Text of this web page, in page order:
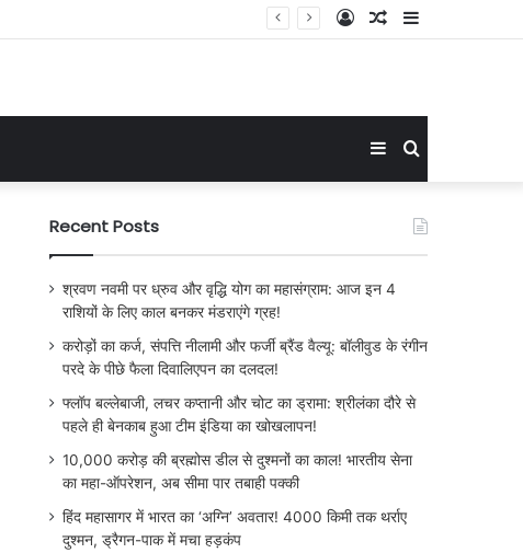
Random
Log
Search
for
Sidebar
Recent Posts
श्रवण नवमी पर ध्रुव और वृद्धि योग का महासंग्राम: आज इन 4
राशियों के लिए काल बनकर मंडराएंगे ग्रह!
करोड़ों का कर्ज, संपत्ति नीलामी और फर्जी ब्रैंड वैल्यू: बॉलीवुड के रंगीन
परदे के पीछे फैला दिवालिएपन का दलदल!
फ्लॉप बल्लेबाजी, लचर कप्तानी और चोट का ड्रामा: श्रीलंका दौरे से
पहले ही बेनकाब हुआ टीम इंडिया का खोखलापन!
10,000 करोड़ की ब्रह्मोस डील से दुश्मनों का काल! भारतीय सेना
का महा-ऑपरेशन, अब सीमा पार तबाही पक्की
हिंद महासागर में भारत का ‘अग्नि’ अवतार! 4000 किमी तक थर्राए
दुश्मन, ड्रैगन-पाक में मचा हड़कंप